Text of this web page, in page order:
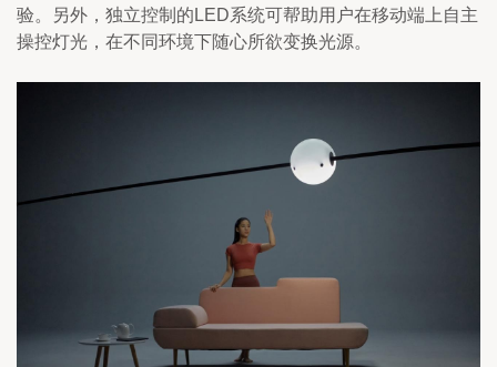
验。另外，独立控制的LED系统可帮助用户在移动端上自主
操控灯光，在不同环境下随心所欲变换光源。